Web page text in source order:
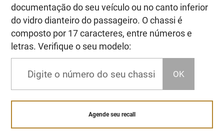
documentação do seu veículo ou no canto inferior
do vidro dianteiro do passageiro. O chassi é
composto por 17 caracteres, entre números e
letras. Verifique o seu modelo:
OK
Agende seu recall